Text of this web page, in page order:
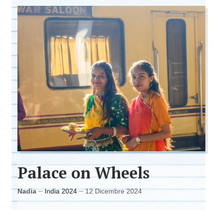
Palace on Wheels
Nadia India 2024 12 Dicembre 2024